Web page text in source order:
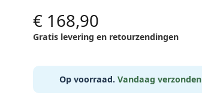
€ 168,90
Gratis levering en retourzendingen
Op voorraad. Vandaag verzonden